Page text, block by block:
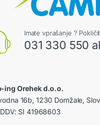
Imate vprašanje ?
031 330 550
ing Orehek d.o.o.
16b, 1230 Domžale,
SI 41968603